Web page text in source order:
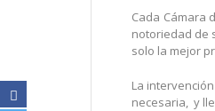
Cada Cámara
notoriedad de
solo la mejor
La
necesaria, y